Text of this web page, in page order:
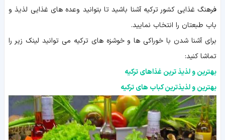
فرهنگ غذایی کشور ترکیه آشنا باشید تا بتوانید وعده های غذایی لذیذ و
باب طبعتان را انتخاب نمایید.
برای آشنا شدن با خوراکی ها و خوشزه های ترکیه می توانید لینک زیر را
تماشا کنید:
بهترین و لذیذ ترین غذاهای ترکیه
بهترین و لذیذترین کباب های ترکیه